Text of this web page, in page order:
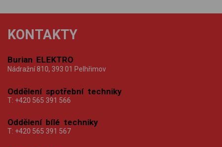
KONTAKTY
Burian ELEKTRO
Nádražní 810, 393 01 Pelhřimov
Oddělení spotřební techniky
T: +420 565 391 566
Oddělení bílé techniky
T: +420 565 391 567